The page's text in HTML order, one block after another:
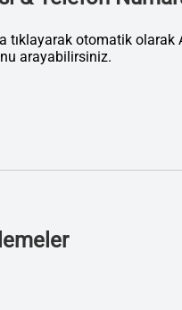
tıklayarak otomatik olarak
arayabilirsiniz.